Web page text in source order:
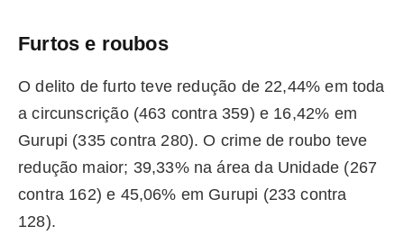
Furtos e roubos
O delito de furto teve redução de 22,44% em toda
a circunscrição (463 contra 359) e 16,42% em
Gurupi (335 contra 280). O crime de roubo teve
redução maior; 39,33% na área da Unidade (267
contra 162) e 45,06% em Gurupi (233 contra
128).